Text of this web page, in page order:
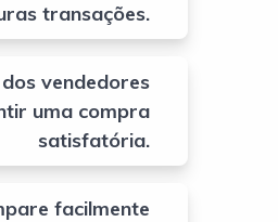
transações.
vendedores
uma compra
satisfatória.
facilmente